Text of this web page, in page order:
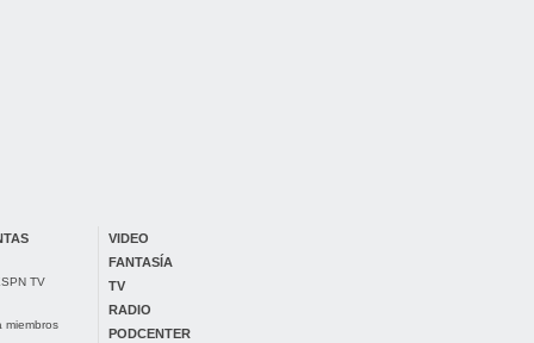
TV
miembros
VIDEO
FANTASÍA
TV
RADIO
PODCENTER